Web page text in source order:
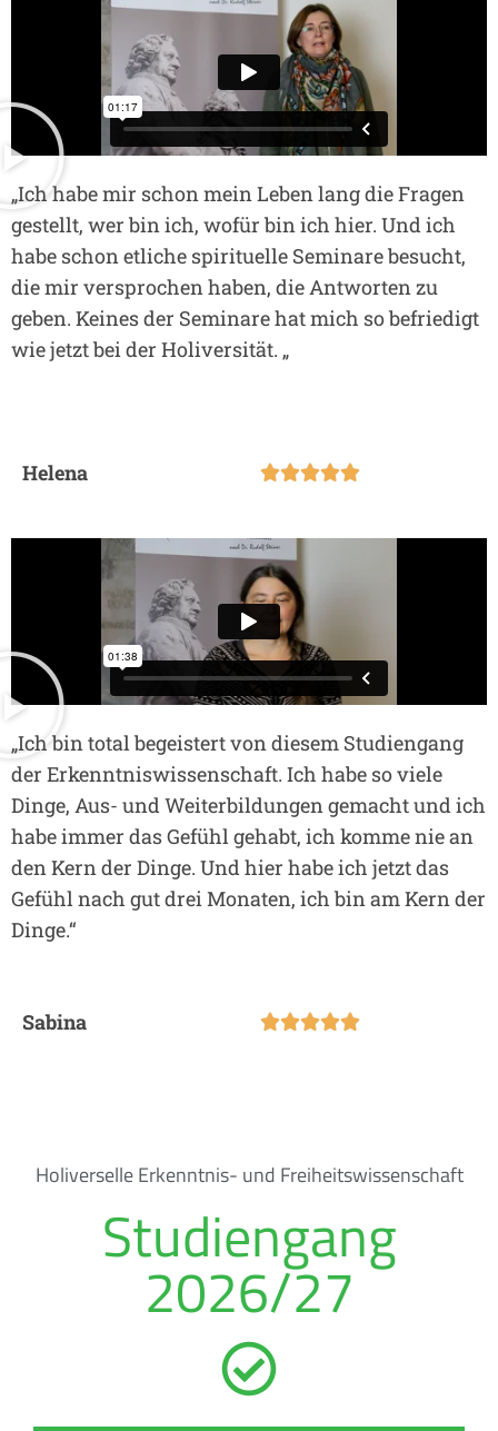
„Ich habe mir schon mein Leben lang die Fragen
gestellt, wer bin ich, wofür bin ich hier. Und ich
habe schon etliche spirituelle Seminare besucht,
die mir versprochen haben, die Antworten zu
geben. Keines der Seminare hat mich so befriedigt
wie jetzt bei der Holiversität. „
Helena 
„Ich bin total begeistert von diesem Studiengang
der Erkenntniswissenschaft. Ich habe so viele
Dinge, Aus- und Weiterbildungen gemacht und ich
habe immer das Gefühl gehabt, ich komme nie an
den Kern der Dinge. Und hier habe ich jetzt das
Gefühl nach gut drei Monaten, ich bin am Kern der
Dinge.“
Sabina 
Holiverselle Erkenntnis- und Freiheitswissenschaft
Studiengang
2026/27